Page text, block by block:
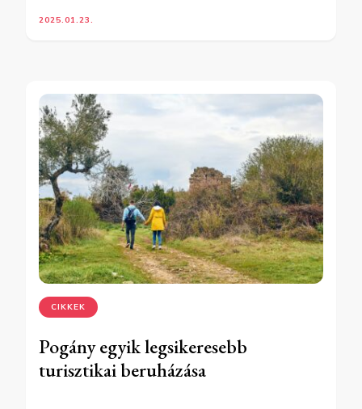
2025.01.23.
CIKKEK
Pogány egyik legsikeresebb
turisztikai beruházása